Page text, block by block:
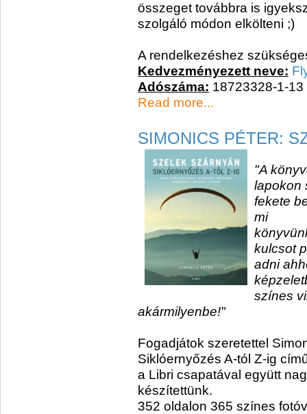
összeget továbbra is
szolgáló módon elkölteni ;)
A rendelkezéshez
Kedvezményezett neve:
Adószáma: 18723328-1-13
Read more...
SIMONICS PÉTER:
"A
lapokon
fekete
mi
kulcsot
adni
színes
akármilyenbe!"
Fogadjátok szeretettel
Siklóernyőzés A-tól Z-ig
a Libri csapatával együtt
készítettünk.
352 oldalon 365 színes